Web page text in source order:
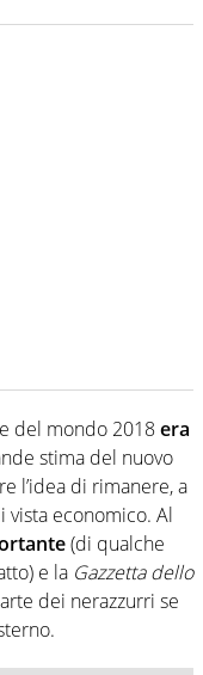
del mondo 2018era
stima del nuovo
l’idea di rimanere, a
vista economico. Al
(di qualche
e la Gazzetta dello
dei nerazzurri se